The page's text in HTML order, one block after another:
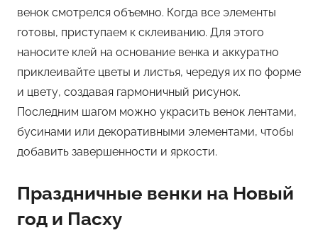
венок смотрелся объемно. Когда все элементы
готовы, приступаем к склеиванию. Для этого
наносите клей на основание венка и аккуратно
приклеивайте цветы и листья, чередуя их по форме
и цвету, создавая гармоничный рисунок.
Последним шагом можно украсить венок лентами,
бусинами или декоративными элементами, чтобы
добавить завершенности и яркости.
Праздничные венки на Новый
год и Пасху